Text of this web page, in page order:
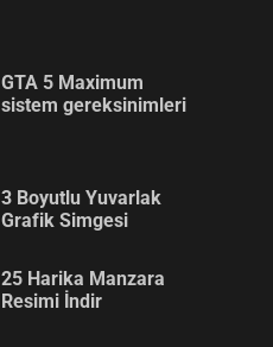
GTA 5 Maximum
sistem gereksinimleri
3 Boyutlu Yuvarlak
Grafik Simgesi
25 Harika Manzara
Resimi İndir